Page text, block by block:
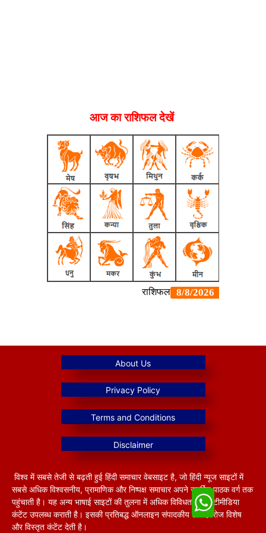
आज का राशिफल देखें
विश्व में सबसे तेजी से बढ़ती हुई हिंदी समाचार वेबसाइट है, जो हिंदी न्यूज साइटों में
सबसे अधिक विश्वसनीय, प्रामाणिक और निष्पक्ष समाचार अपने समर्पित पाठक वर्ग तक
पहुंचाती है। यह अन्य भाषाई साइटों की तुलना में अधिक विविधतापूर्ण मल्टीमीडिया
कंटेंट उपलब्ध कराती है। इसकी प्रतिबद्ध ऑनलाइन संपादकीय टीम हररोज विशेष
और विस्तृत कंटेंट देती है।